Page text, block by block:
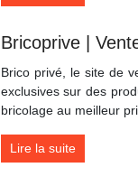
Bricoprive |
Brico privé, le site de
exclusives sur des
bricolage au meilleur
Lire la suite